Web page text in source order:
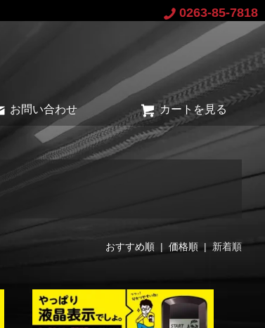
0263-85-7818
お問い合わせ カートを見る
おすすめ順| 価格順| 新着順